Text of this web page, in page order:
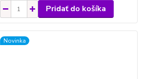
Pridať do košíka
Novinka